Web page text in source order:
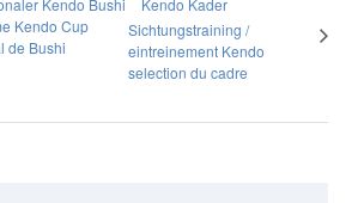
Kendo Bushi
Kendo Cup
de Bushi
Kendo Kader
Sichtungstraining /
eintreinement Kendo
selection du cadre